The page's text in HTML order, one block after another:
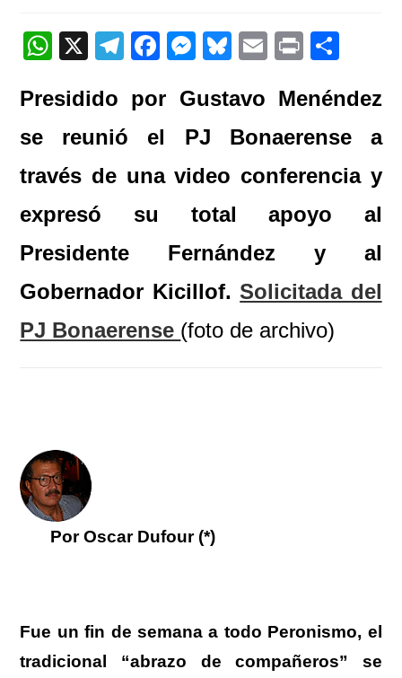
W
at
s
A
p
p
X
T
e
gr
m
F
c
e
o
k
M
ss
e
n
g
er
Bl
e
sk
E
ail
Pr
t
m
p
ar
tir
Presidido por Gustavo Menéndez
se reunió el PJ Bonaerense a
través de una video conferencia y
expresó su total apoyo al
Presidente Fernández y al
Gobernador Kicillof.Solicitada del
PJ Bonaerense (foto de archivo)
Por Oscar Dufour (*)
Fue un fin de semana a todo Peronismo, el
tradicional “abrazo de compañeros” se